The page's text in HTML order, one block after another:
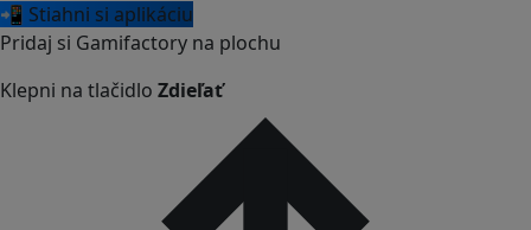
📲 Stiahni si aplikáciu
Pridaj si Gamifactory na plochu
Klepni na tlačidlo Zdieľať